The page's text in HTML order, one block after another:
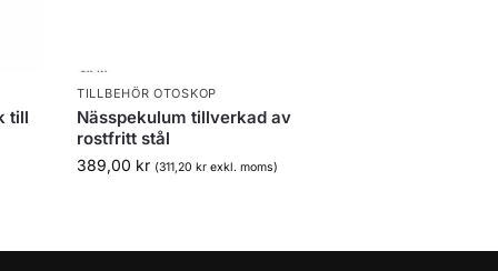
till
TILLBEHÖR OTOSKOP
Nässpekulum tillverkad av
rostfritt stål
389,00 kr (311,20kr exkl. moms)